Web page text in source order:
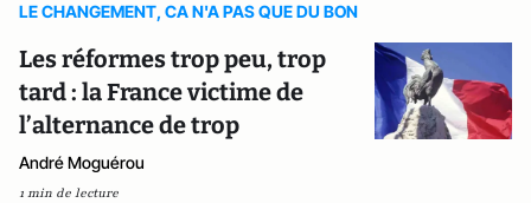
LE CHANGEMENT, CA N'A PAS QUE DU BON
Les réformes trop peu, trop
tard : la France victime de
l’alternance de trop
André Moguérou
1 min de lecture